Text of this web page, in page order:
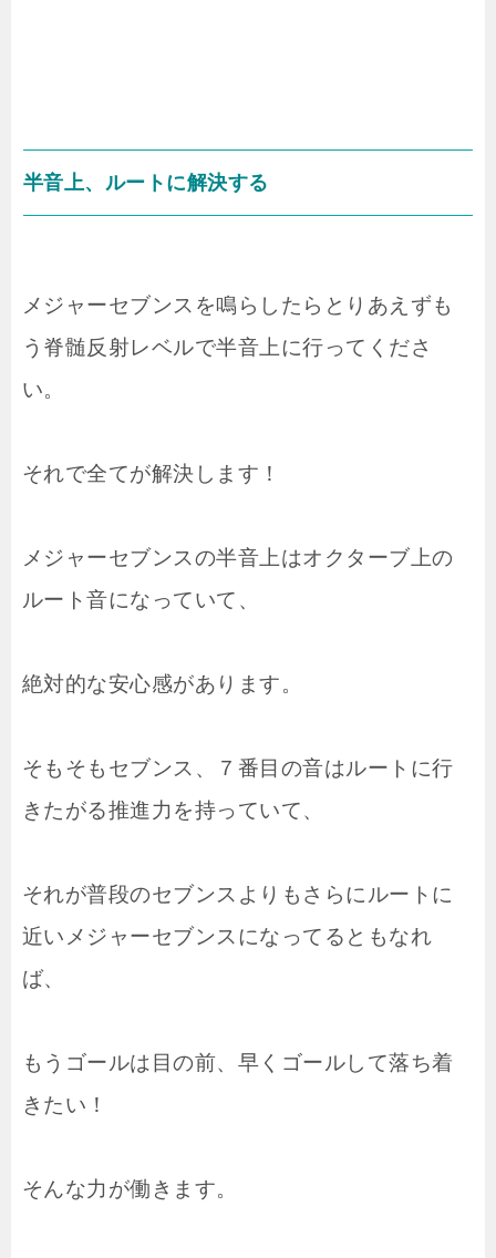
半音上、ルートに解決する
メジャーセブンスを鳴らしたらとりあえずも
う脊髄反射レベルで半音上に行ってくださ
い。
それで全てが解決します！
メジャーセブンスの半音上はオクターブ上の
ルート音になっていて、
絶対的な安心感があります。
そもそもセブンス、７番目の音はルートに行
きたがる推進力を持っていて、
それが普段のセブンスよりもさらにルートに
近いメジャーセブンスになってるともなれ
ば、
もうゴールは目の前、早くゴールして落ち着
きたい！
そんな力が働きます。